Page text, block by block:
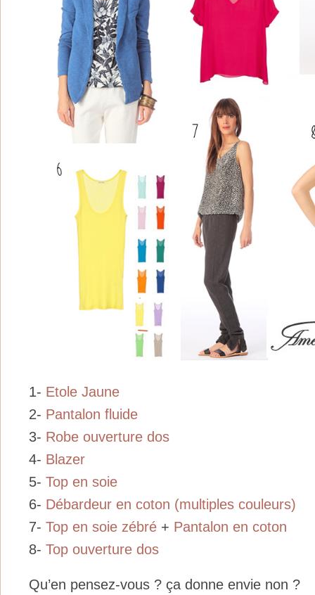
1- Etole Jaune
2- Pantalon fluide
3- Robe ouverture dos
4- Blazer
5- Top en soie
6- Débardeur en coton (multiples couleurs)
7- Top en soie zébré + Pantalon en coton
8- Top ouverture dos
Qu’en pensez-vous ? ça donne envie non ?